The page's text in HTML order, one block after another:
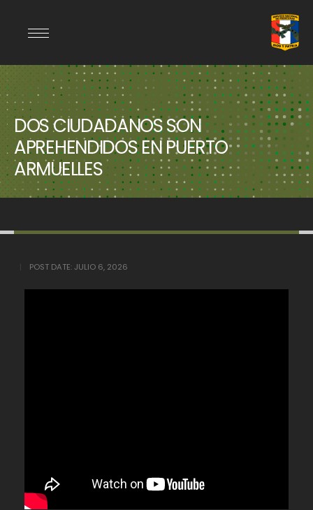
DOS CIUDADANOS SON
APREHENDIDOS EN PUERTO
ARMUELLES
POST DATE:JULIO 6, 2026